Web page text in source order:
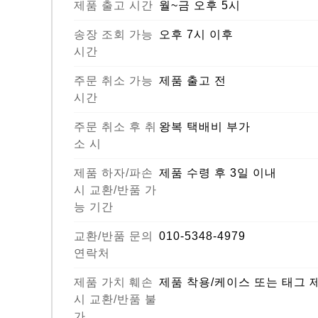
제품 출고 시간 월~금 오후 5시
송장 조회 가능
시간
오후 7시 이후
주문 취소 가능
시간
제품 출고 전
주문 취소 후 취
소 시
왕복 택배비 부가
제품 하자/파손
시 교환/반품 가
능 기간
제품 수령 후 3일 이내
교환/반품 문의
연락처
010-5348-4979
제품 가치 훼손
시 교환/반품 불
제품 착용/케이스 또는 태그